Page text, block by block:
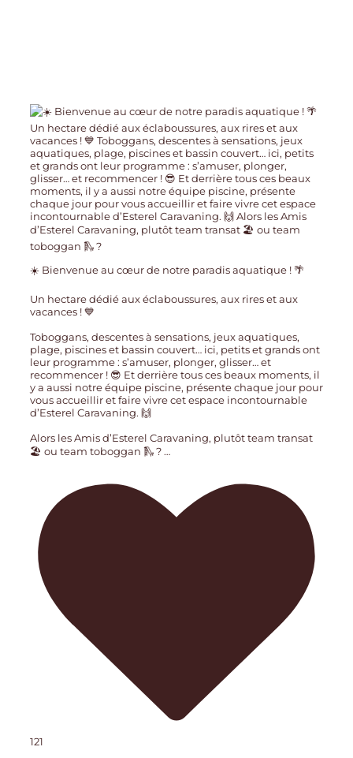
☀️ Bienvenue au cœur de notre paradis aquatique ! 🌴
Un hectare dédié aux éclaboussures, aux rires et aux
vacances ! 💙
Toboggans, descentes à sensations, jeux aquatiques,
plage, piscines et bassin couvert… ici, petits et grands ont
leur programme : s’amuser, plonger, glisser… et
recommencer ! 😎 Et derrière tous ces beaux moments, il
y a aussi notre équipe piscine, présente chaque jour pour
vous accueillir et faire vivre cet espace incontournable
d’Esterel Caravaning. 🙌
Alors les Amis d’Esterel Caravaning, plutôt team transat
🏖️ ou team toboggan 🛝 ? …
121